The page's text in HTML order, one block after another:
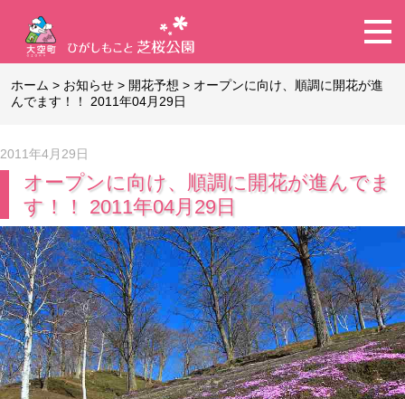
ホーム > お知らせ > 開花予想 > オープンに向け、順調に開花が進
んでます！！ 2011年04月29日
2011年4月29日
オープンに向け、順調に開花が進んでま
す！！ 2011年04月29日